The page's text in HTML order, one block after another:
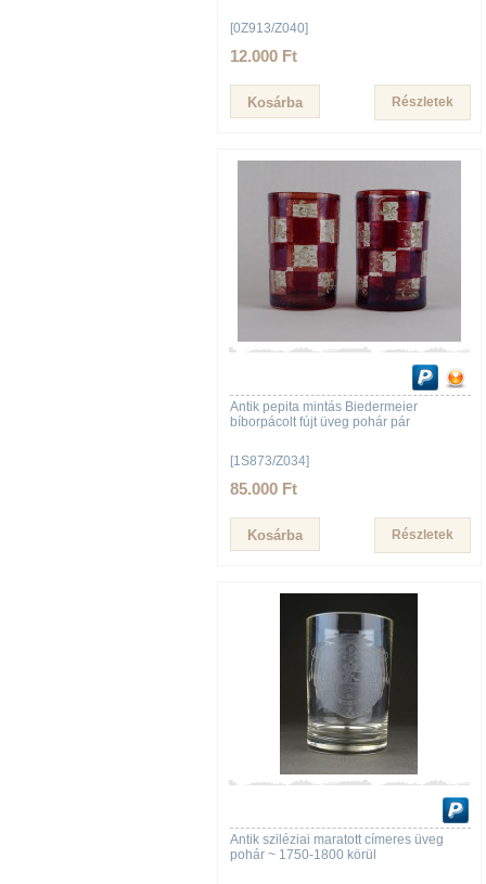
[0Z913/Z040]
12.000 Ft
Részletek
Antik pepita mintás Biedermeier
bíborpácolt fújt üveg pohár pár
[1S873/Z034]
85.000 Ft
Részletek
Antik sziléziai maratott címeres üveg
pohár ~ 1750-1800 körül